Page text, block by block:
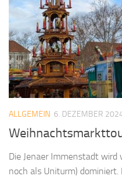
ALLGEMEIN 6. DEZEMBER
Die Jenaer Immenstadt wird
noch als Uniturm)